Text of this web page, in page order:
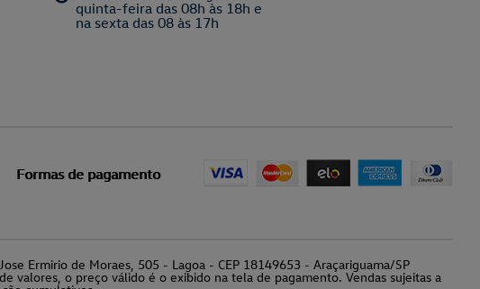
quinta-feira das 08h às 18h e
na sexta das 08 às 17h
Formas de pagamento
Ermirio de Moraes, 505 - Lagoa - CEP 18149653 - Araçariguama/SP
valores, o preço válido é o exibido na tela de pagamento. Vendas sujeitas a